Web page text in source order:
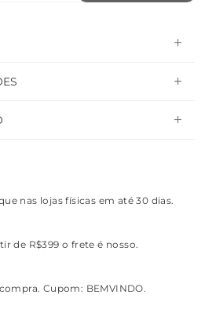
nas lojas físicas em até 30 dias.
de R$399 o frete é nosso.
Cupom: BEMVINDO.